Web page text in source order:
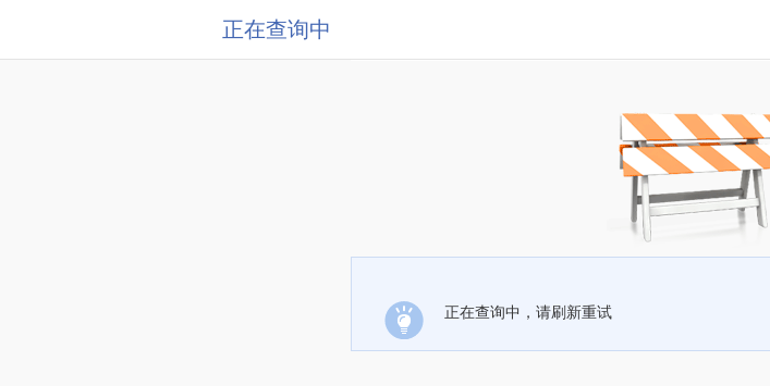
正在查询中
正在查询中，请刷新重试